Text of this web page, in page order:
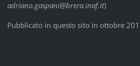
adriano.gaspani@brera.inaf.it)
Pubblicato in questo sito in ottobre